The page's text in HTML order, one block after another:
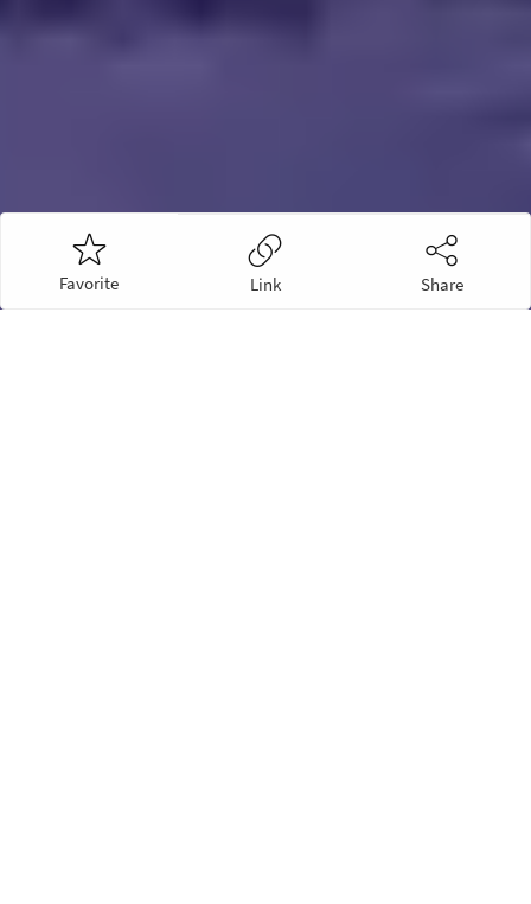
Favorite Link Share